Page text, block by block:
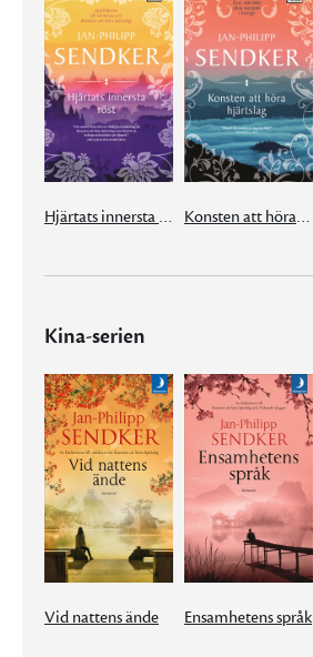
Hjärtats innersta röst Konsten att höra hjärtslag
Kina-serien
Vid nattens ände Ensamhetens språk